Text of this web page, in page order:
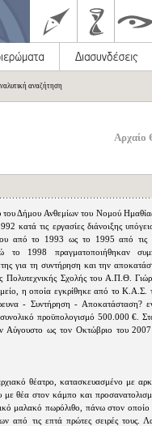
αναζήτηση
Αρχαίο
Δήμου Ανθεμίων του Νομού
κατά τις εργασίες διάνοιξης
από το 1993 ως το 1995 από τις
1998 πραγματοποιήθηκαν
για τη συντήρηση και την
Πολυτεχνικής Σχολής του Α.Π.Θ.
η οποία εγκρίθηκε από το Κ.Α.Σ.
- Συντήρηση - Αποκατάσταση?
προϋπολογισμό 500.000 €.
Αύγουστο ως τον Οκτώβριο του
θέατρο, κατασκευασμένο με
θέα στον κάμπο και
μαλακό πωρόλιθο, πάνω στον οποίο
από τις επτά πρώτες σειρές τους.